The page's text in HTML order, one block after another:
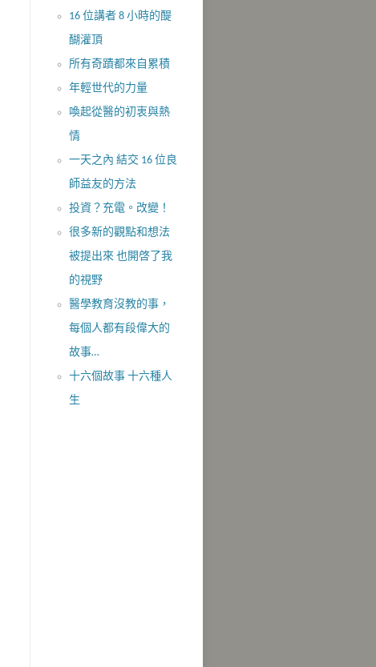
16 位講者 8 小時的醍
醐灌頂
所有奇蹟都來自累積
年輕世代的力量
喚起從醫的初衷與熱
情
一天之內 結交 16 位良
師益友的方法
投資？充電。改變！
很多新的觀點和想法
被提出來 也開啓了我
的視野
醫學教育沒教的事，
每個人都有段偉大的
故事…
十六個故事 十六種人
生